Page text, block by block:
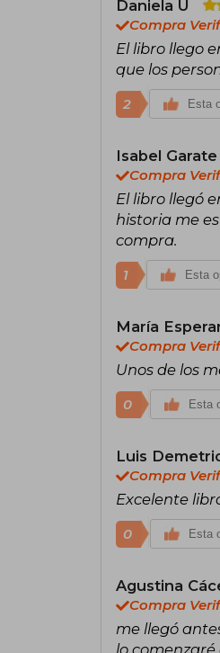
Daniela U
Compra
El libro llego
que los
2 Esta
Isabel Garate
Compra
El libro llegó
historia me
compra.
1 Esta
María
Compra
Unos de los
0 Esta
Luis
Compra
Excelente
0 Esta
Agustina
Compra
me llegó
lo comenzaré